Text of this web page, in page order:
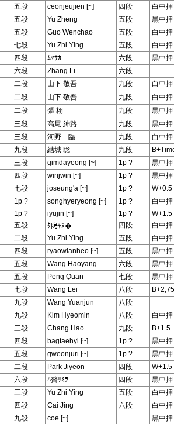
五段 ceonjeujien [~] 四段
白中
五段 Yu Zheng 五段
黒中
五段 Guo Wenchao 五段
白中
七段 Yu Zhi Ying 五段
白中
四段 ﾑﾏｻｶ 六段
黒中
六段 Zhang Li
六段
二段 山下 敬吾 九段
白中
二段 山下 敬吾 九段
白中
二段 張 栩 九段
黒中
三段 高尾 紳路 九段
黒中
三段 河野 臨 九段
白中
九段 結城 聡 九段
三段 gimdayeong [~] 1p ?
黒中
四段 wirijwin [~] 1p ?
黒中
七段 joseung'a [~] 1p ?
W+0.5
1p ? songhyeryeong [~] 1p ?
白中
1p ? iyujin [~] 1p ?
W+1.5
五段 ﾀ﨩ｬﾇ� 四段
白中
二段 Yu Zhi Ying 五段
白中
四段 ryaowianheo [~] 五段
黒中
五段 Wang Haoyang 六段
黒中
五段 Peng Quan 七段
黒中
七段 Wang Lei 八段
B+2,75
九段 Wang Yuanjun
八段
九段 Kim Hyeomin 八段
白中
三段 Chang Hao 九段
B+1.5
四段 bagtaehyi [~] 1p ?
黒中
五段 gweonjuri [~] 1p ?
黒中
二段 Park Jiyeon 四段
W+1.5
六段 ﾊ贅ｻﾐｦ 四段
黒中
三段 Yu Zhi Ying 五段
白中
四段 Cai Jing 六段
白中
九段 coe [~]
黒中